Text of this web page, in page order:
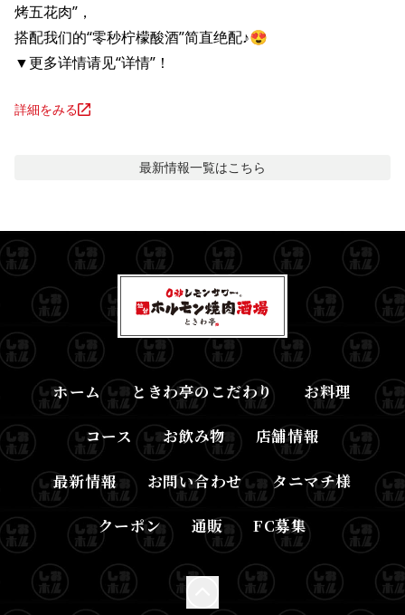
烤五花肉”，
搭配我们的“零秒柠檬酸酒”简直绝配♪😍
▼更多详情请见“详情”！
詳細をみる
最新情報一覧はこちら
ホーム ときわ亭のこだわり お料理
コース お飲み物 店舗情報
最新情報 お問い合わせ タニマチ様
クーポン 通販 FC募集